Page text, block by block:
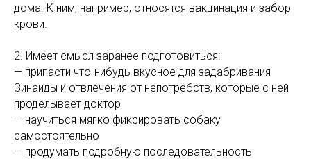
дома. К ним, например, относятся вакцинация и забор
крови.
2. Имеет смысл заранее подготовиться:
— припасти что-нибудь вкусное для задабривания
Зинаиды и отвлечения от непотребств, которые с ней
проделывает доктор
— научиться мягко фиксировать собаку
самостоятельно
— продумать подробную последовательность